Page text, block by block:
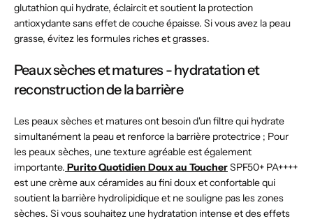
glutathion qui hydrate, éclaircit et soutient la protection
antioxydante sans effet de couche épaisse. Si vous avez la peau
grasse, évitez les formules riches et grasses.
Peaux sèches et matures - hydratation et
reconstruction de la barrière
Les peaux sèches et matures ont besoin d'un filtre qui hydrate
simultanément la peau et renforce la barrière protectrice ; Pour
les peaux sèches, une texture agréable est également
importante. Purito Quotidien Doux au ToucherSPF50+ PA++++
est une crème aux céramides au fini doux et confortable qui
soutient la barrière hydrolipidique et ne souligne pas les zones
sèches. Si vous souhaitez une hydratation intense et des effets